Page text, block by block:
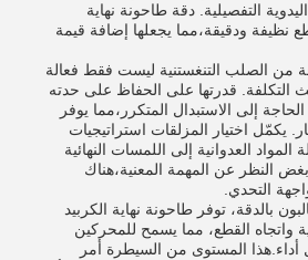
التفصيلية. دقة طاحونة نهاية
نظيفة ودقيقة،مما يجعلها إضافة قيمة
من الصلب التنغستنية ليست فقط فعالة
التكلفة. قدرتها على الحفاظ على حدته
إلى الاستبدال المتكرر،مما يوفر
يكمّل اختيار المزلقات استراتيجيات
العدوانية إلى اللمسات النهائية
النظر عن المهمة المعنية،هناك
التحدي.
بالدقة، توفر طاحونة نهاية الكربيد
واتجاه القطع، مما يسمح للمحركين
أداء.هذا المستوى من السيطرة أمر